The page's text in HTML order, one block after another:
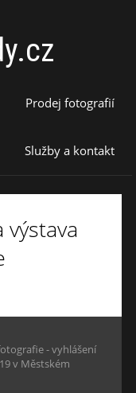
Prodej fotografií
Služby a kontakt
- vyhlášení
v Městském